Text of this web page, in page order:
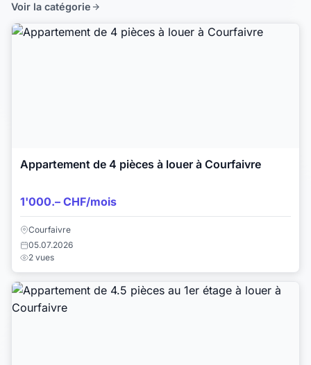
Voir la catégorie
Appartement de 4 pièces à louer à Courfaivre
1'000.– CHF/mois
Courfaivre
05.07.2026
2 vues